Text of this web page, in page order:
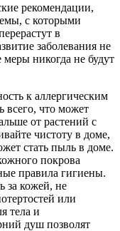
рекомендации,
с которыми
в
заболевания не
никогда не будут
к аллергическим
всего, что может
от растений с
чистоту в доме,
стать пыль в доме.
покрова
правила гигиены.
за кожей, не
или
тела и
душ позволят